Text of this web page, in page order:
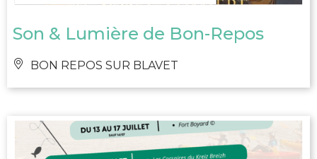
Son & Lumière de Bon-Repos
BON REPOS SUR BLAVET